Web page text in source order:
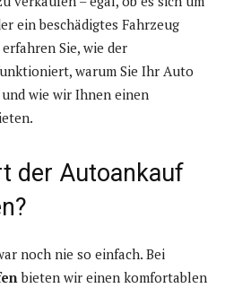
ein beschädigtes Fahrzeug
Sie, wie der
warum Sie Ihr Auto
wie wir Ihnen einen
der Autoankauf
noch nie so einfach. Bei
bieten wir einen komfortablen